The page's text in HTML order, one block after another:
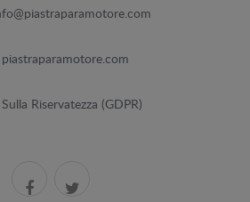
piastraparamotore.com
Riservatezza (GDPR)